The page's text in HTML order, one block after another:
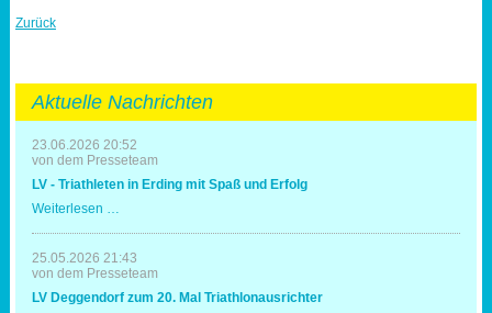
Zurück
Aktuelle Nachrichten
23.06.2026 20:52
von dem Presseteam
LV - Triathleten in Erding mit Spaß und Erfolg
Weiterlesen …
Triathleten
in
Erding
Spaß
25.05.2026 21:43
von dem Presseteam
LV Deggendorf zum 20. Mal Triathlonausrichter